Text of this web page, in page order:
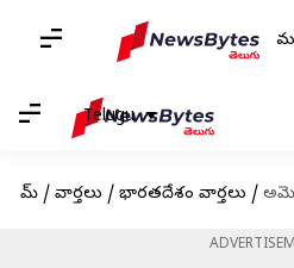
Telugu
హోమ్ / వార్తలు / భారతదేశం వార్తలు / అమెరికా